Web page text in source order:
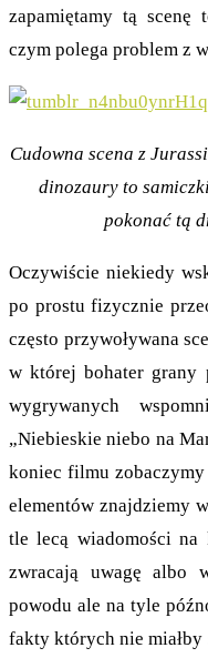
zapamiętamy tą
czym polega problem z
Cudowna scena z
dinozaury to
pokonać tą
Oczywiście niekiedy
po prostu fizycznie
często przywoływana
w której bohater grany
wygrywanych
„Niebieskie niebo na
koniec filmu
elementów znajdziemy
tle lecą wiadomości na
zwracają uwagę albo
powodu ale na tyle
fakty których nie miałby